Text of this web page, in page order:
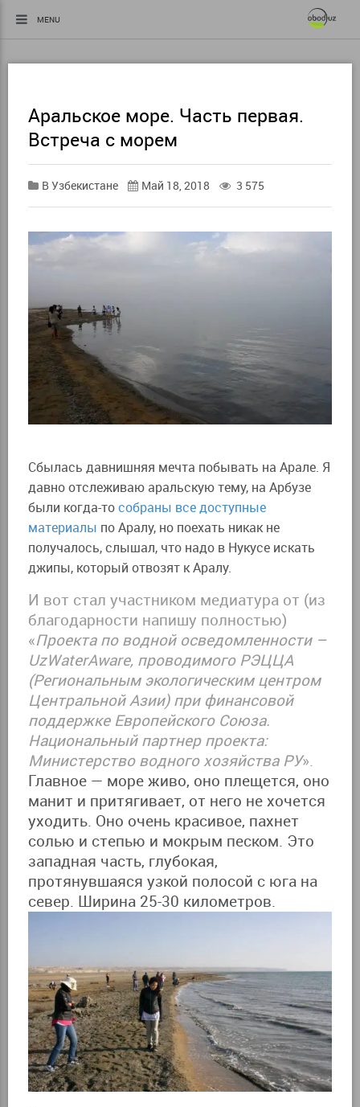
MENU
Аральское море. Часть первая.
Встреча с морем
В Узбекистане Май 18, 2018 3 575
Сбылась давнишняя мечта побывать на Арале. Я
давно отслеживаю аральскую тему, на Арбузе
были когда-тособраны все доступные
материалы по Аралу, но поехать никак не
получалось, слышал, что надо в Нукусе искать
джипы, который отвозят к Аралу.
И вот стал участником медиатура от (из
благодарности напишу полностью)
«Проекта по водной осведомленности –
UzWaterAware, проводимого РЭЦЦА
(Региональным экологическим центром
Центральной Азии) при финансовой
поддержке Европейского Союза.
Национальный партнер проекта:
Министерство водного хозяйства РУ».
Главное — море живо, оно плещется, оно
манит и притягивает, от него не хочется
уходить. Оно очень красивое, пахнет
солью и степью и мокрым песком. Это
западная часть, глубокая,
протянувшаяся узкой полосой с юга на
север. Ширина 25-30 километров.